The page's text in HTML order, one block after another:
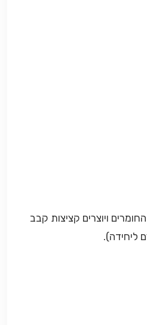
ויוצרים קציצות קבב